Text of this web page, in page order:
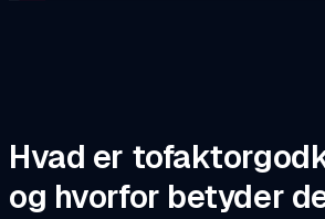
Hvad er
og hvorfor betyder